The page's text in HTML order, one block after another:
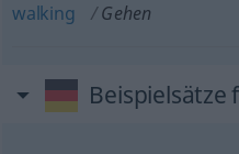
walking Gehen
Beispielsätze